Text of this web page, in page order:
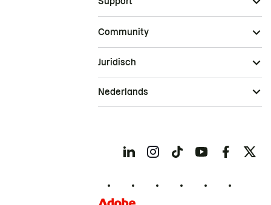
Community
Juridisch
Nederlands